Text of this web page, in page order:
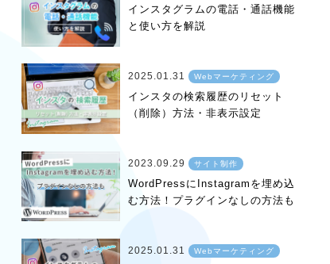
インスタグラムの電話・通話機能
と使い方を解説
2025.01.31 Webマーケティング
インスタの検索履歴のリセット
（削除）方法・非表示設定
2023.09.29 サイト制作
WordPressにInstagramを埋め込
む方法！プラグインなしの方法も
2025.01.31 Webマーケティング